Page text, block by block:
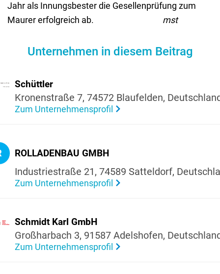
Jahr als Innungsbester die Gesellenprüfung zum
Maurer erfolgreich ab. mst
Unternehmen in diesem Beitrag
Schüttler
Kronen­straße 7, 74572 Blau­felden,
Zum Unternehmensprofil
ROLLA­DENBAU GMBH
Indus­trie­straße 21, 74589 Sattel­dorf,
Zum Unternehmensprofil
Schmidt Karl GmbH
Großhar­bach 3, 91587 Adels­hofen,
Zum Unternehmensprofil